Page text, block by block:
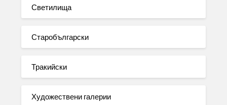
Светилища
Старобългарски
Тракийски
Художествени галерии